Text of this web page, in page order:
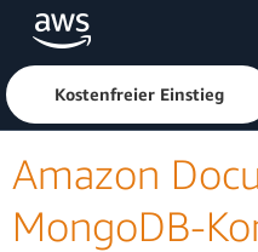
Überspringen zum Hauptinhalt
Klicken Sie hier, um
Kostenfreier Einstieg
Amazon
MongoDB-